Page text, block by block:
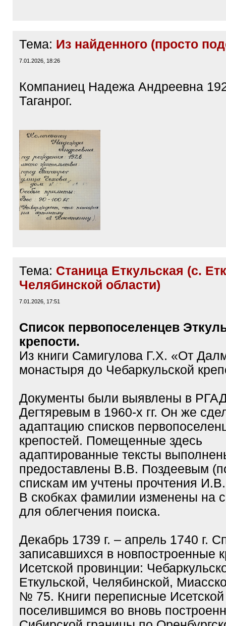
Тема: Из найденного (просто
7.01.2026, 18:26
Компаниец Надежа Андреевна
Таганрог.
Тема: Станица Еткульская (с.
Челябинской области)
7.01.2026, 17:51
Список первопоселенцев
крепости.
Из книги Самигулова Г.Х. «От
монастыря до Чебаркульской
Документы были выявлены в
Дегтяревым в 1960-х гг. Он же
адаптацию списков
крепостей. Помещенные здесь
адаптированные тексты
предоставлены В.В. Поздеевым
спискам им учтены прочтения
В скобках фамилии изменены на
для облегчения поиска.
Декабрь 1739 г. – апрель 1740 г.
записавшихся в новпостроенные
Исетской провинции:
Еткульской, Челябинской,
№ 75. Книги переписные
поселившимся во вновь